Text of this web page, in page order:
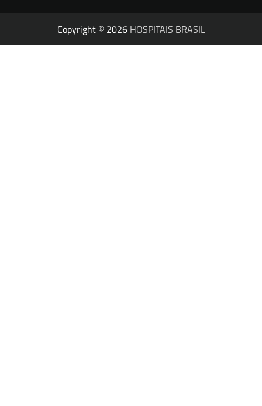
Copyright © 2026 HOSPITAIS BRASIL